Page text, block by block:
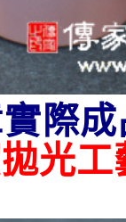
際
光